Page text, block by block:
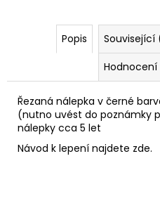
Popis Související
Hodnocení
Řezaná nálepka v černé
(nutno uvést do poznámky
nálepky cca 5 let
Návod k lepení najdete zde.